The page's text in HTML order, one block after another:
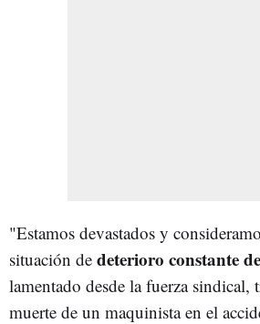
"Estamos devastados y
situación de deterioro constante
lamentado desde la fuerza sindical,
muerte de un maquinista en el